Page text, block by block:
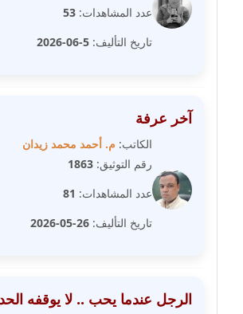
مدونة شريف ابراهيم
مدونة شيماء حسني
عاملة
مدونة شيماء عبد المقصود
مدونة شيماء عمارة
عدد المشاهدات: 53
تاريخ التأليف: 5-06-2026
آخر عرفة
الكاتب: م. أحمد محمد زيدان
رقم التوثيق: 1863
عدد المشاهدات: 81
تاريخ التأليف: 26-05-2026
الرجل عندما يحب .. لا يوقفه